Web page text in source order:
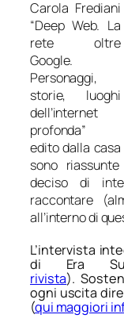
Carola Frediani
“Deep Web. La
rete oltre
Google.
Personaggi,
storie, luoghi
dell’internet
profonda”
edito dalla
sono
deciso di
raccontare
all’interno di
L’intervista
di Era
rivista).
ogni uscita
(qui maggiori